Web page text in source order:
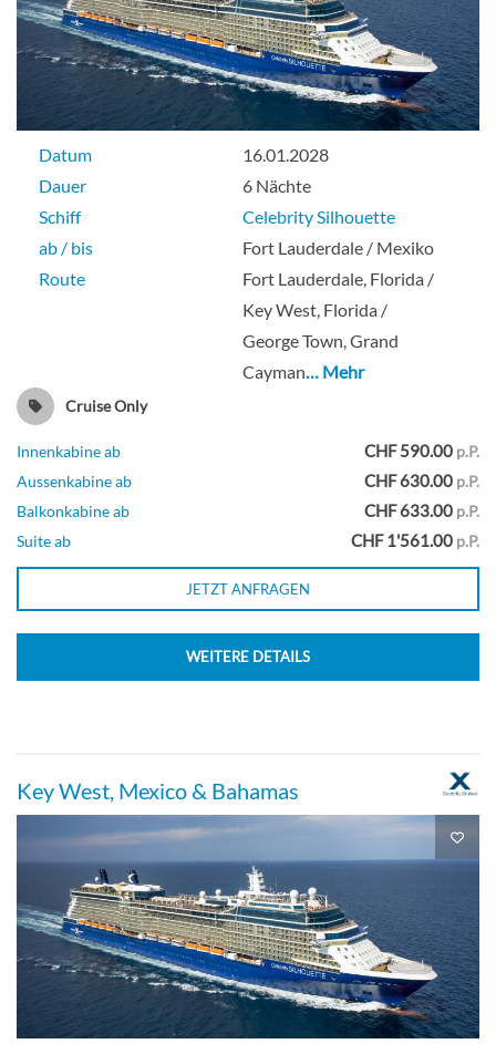
Balkonkabine
Guarantee Concierge Class-[XC]
Balkonkabine
Guarantee Ocean View -[Y]
Guarantee Interior-[Z]
Datum
16.01.2028
Dauer
6 Nächte
Schiff
Celebrity Silhouette
ab / bis
Fort Lauderdale / Mexiko
Route
Fort Lauderdale, Florida /
Key West, Florida /
George Town, Grand
Cayman… Mehr
Cruise Only
Innenkabine ab CHF 590.00 p.P.
Aussenkabine ab
CHF 630.00 p.P.
Balkonkabine ab
CHF 633.00 p.P.
Suite ab
CHF 1'561.00 p.P.
JETZT ANFRAGEN
WEITERE DETAILS
Key West, Mexico & Bahamas